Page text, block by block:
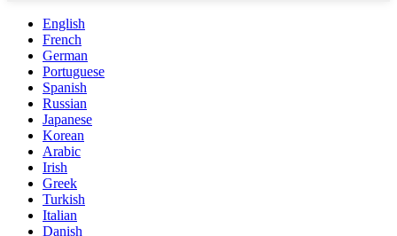
English
French
German
Portuguese
Spanish
Russian
Japanese
Korean
Arabic
Irish
Greek
Turkish
Italian
Danish